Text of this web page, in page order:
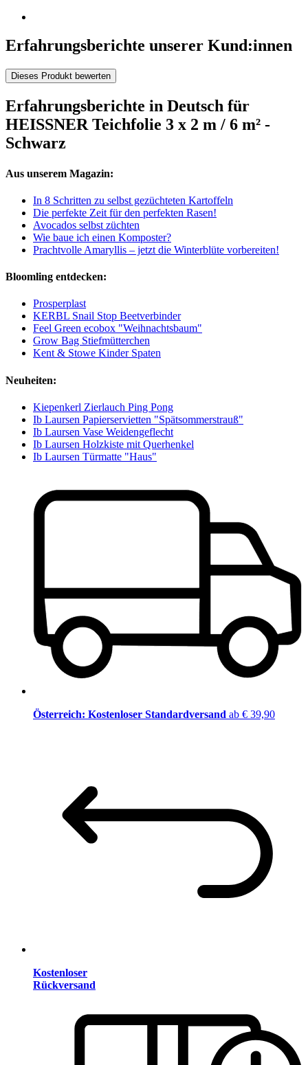
Erfahrungsberichte unserer Kund:innen
Dieses Produkt bewerten
Erfahrungsberichte in Deutsch für
HEISSNER Teichfolie 3 x 2 m / 6 m² -
Schwarz
Aus unserem Magazin:
In 8 Schritten zu selbst gezüchteten Kartoffeln
Die perfekte Zeit für den perfekten Rasen!
Avocados selbst züchten
Wie baue ich einen Komposter?
Prachtvolle Amaryllis – jetzt die Winterblüte vorbereiten!
Bloomling entdecken:
Prosperplast
KERBL Snail Stop Beetverbinder
Feel Green ecobox "Weihnachtsbaum"
Grow Bag Stiefmütterchen
Kent & Stowe Kinder Spaten
Neuheiten:
Kiepenkerl Zierlauch Ping Pong
Ib Laursen Papierservietten "Spätsommerstrauß"
Ib Laursen Vase Weidengeflecht
Ib Laursen Holzkiste mit Querhenkel
Ib Laursen Türmatte "Haus"
Österreich: Kostenloser Standardversand ab € 39,90
Kostenloser
Rückversand